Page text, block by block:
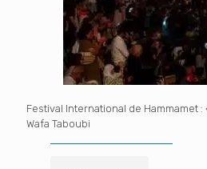
Festival International de Hammamet
Wafa Taboubi